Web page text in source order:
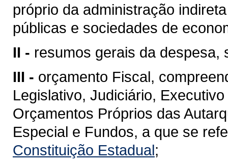
próprio da administração
públicas e sociedades de
II - resumos gerais da
III - orçamento Fiscal,
Legislativo, Judiciário,
Orçamentos Próprios das
Especial e Fundos, a que se
Constituição Estadual;